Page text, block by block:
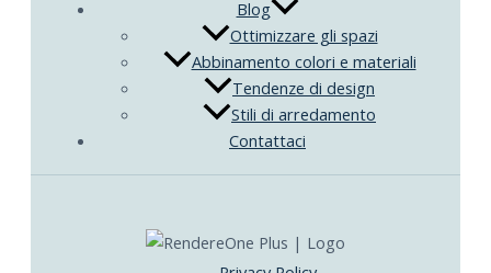
Blog
Ottimizzare gli spazi
Abbinamento colori e materiali
Tendenze di design
Stili di arredamento
Contattaci